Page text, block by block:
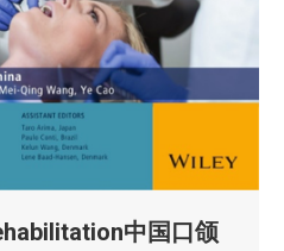
中国口颌